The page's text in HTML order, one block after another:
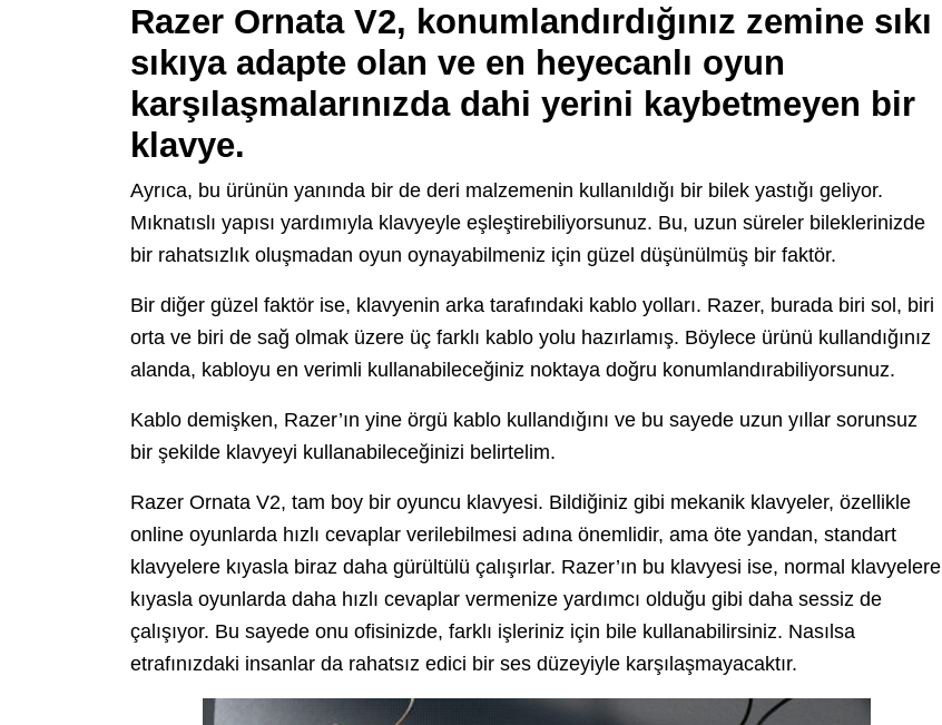
Razer Ornata V2, konumlandırdığınız zemine sıkı
sıkıya adapte olan ve en heyecanlı oyun
karşılaşmalarınızda dahi yerini kaybetmeyen bir
klavye.
Ayrıca, bu ürünün yanında bir de deri malzemenin kullanıldığı bir bilek yastığı geliyor.
Mıknatıslı yapısı yardımıyla klavyeyle eşleştirebiliyorsunuz. Bu, uzun süreler bileklerinizde
bir rahatsızlık oluşmadan oyun oynayabilmeniz için güzel düşünülmüş bir faktör.
Bir diğer güzel faktör ise, klavyenin arka tarafındaki kablo yolları. Razer, burada biri sol, biri
orta ve biri de sağ olmak üzere üç farklı kablo yolu hazırlamış. Böylece ürünü kullandığınız
alanda, kabloyu en verimli kullanabileceğiniz noktaya doğru konumlandırabiliyorsunuz.
Kablo demişken, Razer’ın yine örgü kablo kullandığını ve bu sayede uzun yıllar sorunsuz
bir şekilde klavyeyi kullanabileceğinizi belirtelim.
Razer Ornata V2, tam boy bir oyuncu klavyesi. Bildiğiniz gibi mekanik klavyeler, özellikle
online oyunlarda hızlı cevaplar verilebilmesi adına önemlidir, ama öte yandan, standart
klavyelere kıyasla biraz daha gürültülü çalışırlar. Razer’ın bu klavyesi ise, normal klavyelere
kıyasla oyunlarda daha hızlı cevaplar vermenize yardımcı olduğu gibi daha sessiz de
çalışıyor. Bu sayede onu ofisinizde, farklı işleriniz için bile kullanabilirsiniz. Nasılsa
etrafınızdaki insanlar da rahatsız edici bir ses düzeyiyle karşılaşmayacaktır.